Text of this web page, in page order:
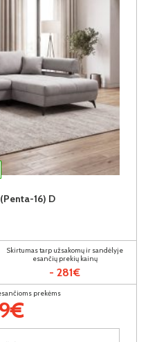
16) D
Skirtumas tarp užsakomų ir sandėlyje
esančių prekių kainų
- 281€
prekėms